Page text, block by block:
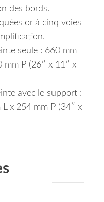
des bords.
or à cinq voies
seule : 660 mm
mm P (26″ x 11″ x
avec le support :
x 254 mm P (34″ x